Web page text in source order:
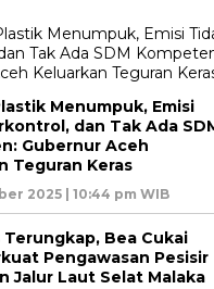
Menumpuk, Emisi
dan Tak Ada
Gubernur Aceh
Teguran Keras
2025 | 10:44 pm WIB
Terungkap, Bea Cukai
Pengawasan Pesisir
Jalur Laut Selat Malaka